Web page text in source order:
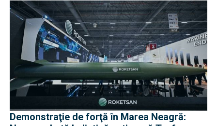
Demonstraţie de forţă în Marea Neagră: